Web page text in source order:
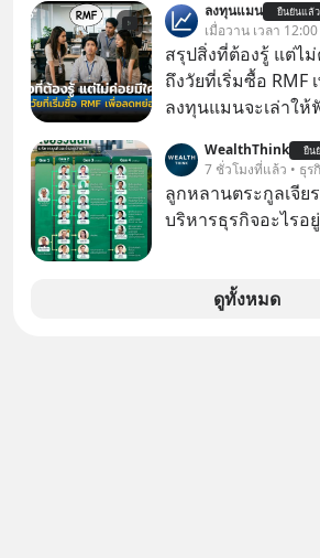
ทันที มาฟัง “ป้าเก๋าเ
มุกหลอกลวงในคร
กันค่ะ #แก้เกมกลโกง #ป้าเก๋าเล่ากล
โกง
ยั่งยืน
#FraudEducation
ลงทุนแมน ยืนยันแล้ว
เมื่อวาน เวลา
สรุปสิ่งที่ต้องรู้ แต่ไ
ถึงวัยที่เริ่มซื้อ
ลงทุนแมนจะเล่าให้
ภาษี หลายคนมักได้รับคำแนะนำให้
ลงทุนใน RMF เพรา
หย่อนภาษีได้แล้ว ยัง
สร้างความมั่งคั่งระยะยาว แ
อะไรบ้าง ควรดู ตร
จะดีกับเรา แล้วเรา
WealthThink ยืน
7 ชั่วโมงที่แล้ว • ธุร
ลูกหลานตระกูลเจีย
บริหารธุรกิจอะไรอ
ดูทั้งหมด